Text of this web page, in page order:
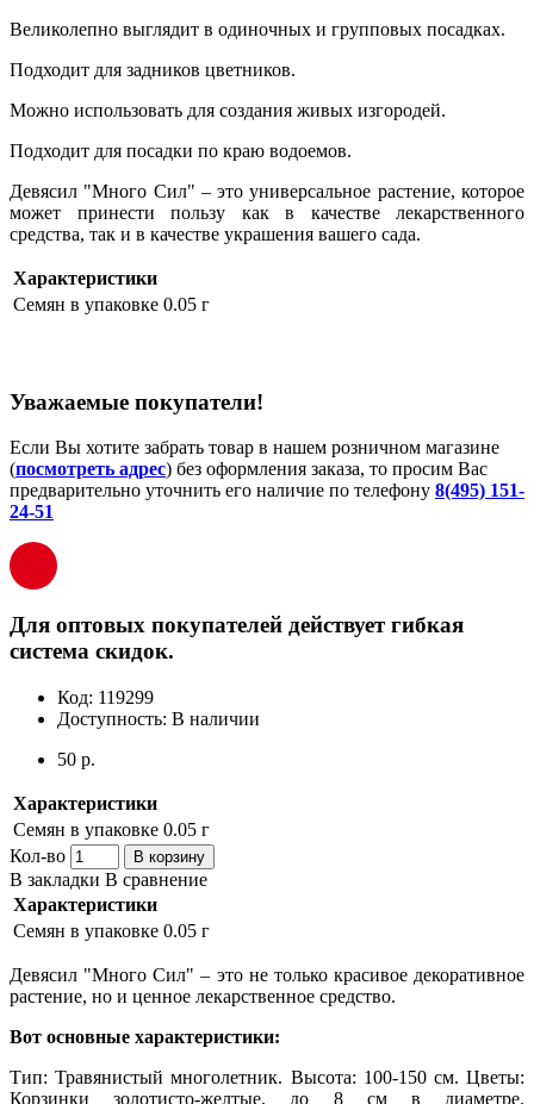
Великолепно выглядит в одиночных и групповых посадках.
Подходит для задников цветников.
Можно использовать для создания живых изгородей.
Подходит для посадки по краю водоемов.
Девясил "Много Сил" – это универсальное растение, которое
может принести пользу как в качестве лекарственного
средства, так и в качестве украшения вашего сада.
Характеристики
Семян в упаковке 0.05 г
Уважаемые покупатели!
Если Вы хотите забрать товар в нашем розничном магазине
(посмотреть адрес) без оформления заказа, то просим Вас
предварительно уточнить его наличие по телефону 8(495) 151-
24-51
Для оптовых покупателей действует гибкая
система скидок.
Код: 119299
Доступность: В наличии
50 р.
Характеристики
Семян в упаковке 0.05 г
Кол-во
В корзину
В закладки В сравнение
Характеристики
Семян в упаковке 0.05 г
Девясил "Много Сил" – это не только красивое декоративное
растение, но и ценное лекарственное средство.
Вот основные характеристики:
Тип: Травянистый многолетник. Высота: 100-150 см. Цветы:
Корзинки золотисто-желтые, до 8 см в диаметре.